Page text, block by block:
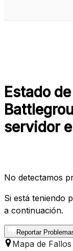
Estado
servidor
No detectamos
Si está teniendo
a continuación.
Reportar
Mapa de Fallos